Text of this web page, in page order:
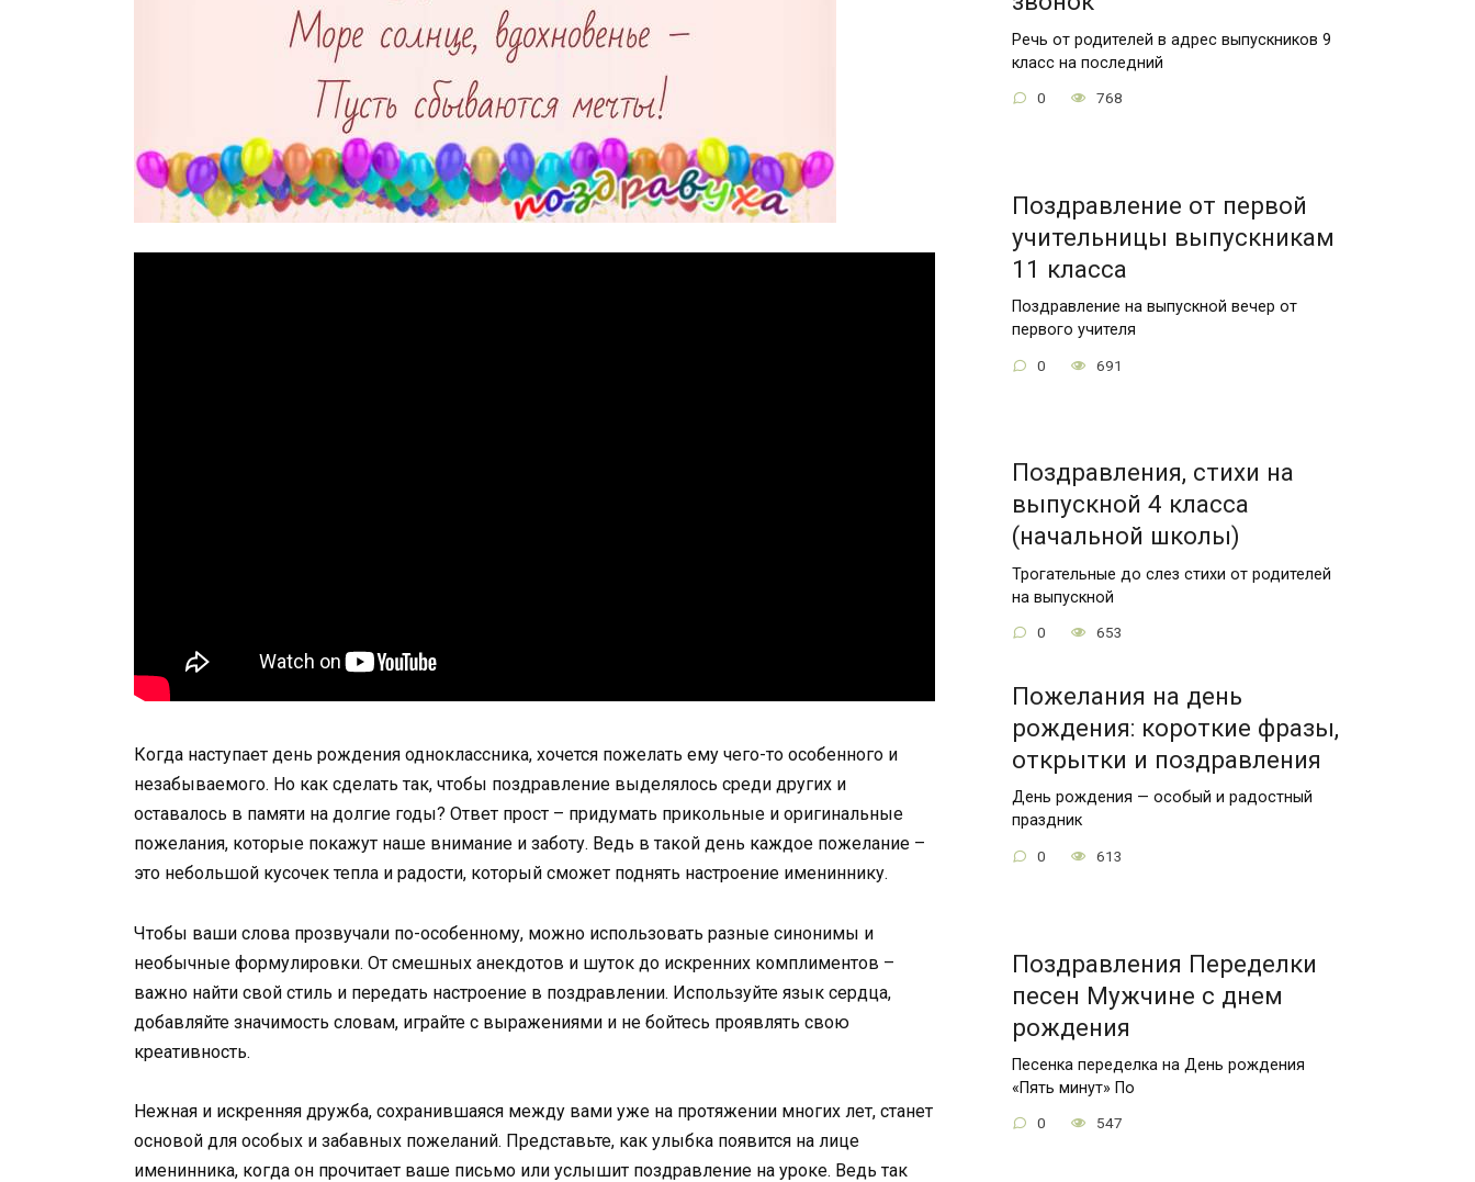
Когда наступает день рождения одноклассника, хочется пожелать ему чего-то особенного и
незабываемого. Но как сделать так, чтобы поздравление выделялось среди других и
оставалось в памяти на долгие годы? Ответ прост – придумать прикольные и оригинальные
пожелания, которые покажут наше внимание и заботу. Ведь в такой день каждое пожелание –
это небольшой кусочек тепла и радости, который сможет поднять настроение имениннику.
Чтобы ваши слова прозвучали по-особенному, можно использовать разные синонимы и
необычные формулировки. От смешных анекдотов и шуток до искренних комплиментов –
важно найти свой стиль и передать настроение в поздравлении. Используйте язык сердца,
добавляйте значимость словам, играйте с выражениями и не бойтесь проявлять свою
креативность.
Нежная и искренняя дружба, сохранившаяся между вами уже на протяжении многих лет, станет
основой для особых и забавных пожеланий. Представьте, как улыбка появится на лице
именинника, когда он прочитает ваше письмо или услышит поздравление на уроке. Ведь так
Речь от родителей в адрес выпускников 9
класс на последний
0 768
Поздравление от первой
учительницы выпускникам
11 класса
Поздравление на выпускной вечер от
первого учителя
0 691
Поздравления, стихи на
выпускной 4 класса
(начальной школы)
Трогательные до слез стихи от родителей
на выпускной
0 653
Пожелания на день
рождения: короткие фразы,
открытки и поздравления
День рождения — особый и радостный
праздник
0 613
Поздравления Переделки
песен Мужчине с днем
рождения
Песенка переделка на День рождения
«Пять минут» По
0 547